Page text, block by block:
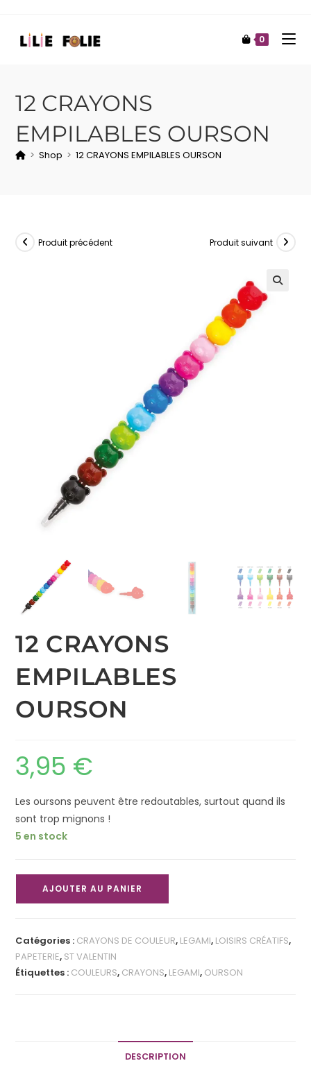
0
12 CRAYONS
EMPILABLES OURSON
> Shop > 12 CRAYONS EMPILABLES OURSON
Produit précédent Produit suivant
12 CRAYONS
EMPILABLES
OURSON
3,95 €
Les oursons peuvent être redoutables, surtout quand ils
sont trop mignons !
5 en stock
AJOUTER AU PANIER
Catégories : CRAYONS DE COULEUR, LEGAMI, LOISIRS CRÉATIFS,
PAPETERIE, ST VALENTIN
Étiquettes : COULEURS, CRAYONS, LEGAMI, OURSON
DESCRIPTION